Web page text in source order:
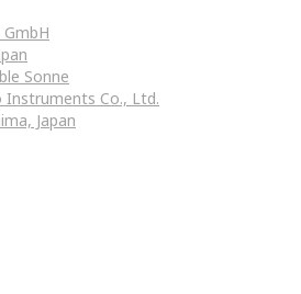
Sonne
Instruments Co., Ltd.
Japan